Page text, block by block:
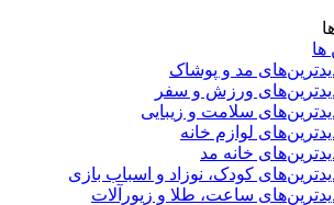
ها
مد و پوشاک
ورزش و سفر
سلامت و زیبایی
لوازم خانه
خانه مد
کودک، نوزاد و اسباب بازی
ساعت، طلا و زیورآلات